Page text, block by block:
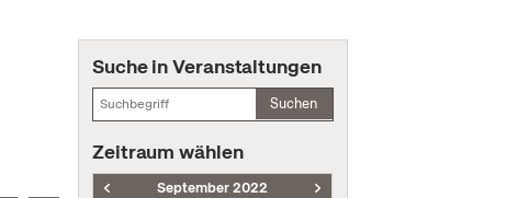
Suche in Veranstaltungen
Suchen
Zeitraum wählen
September 2022